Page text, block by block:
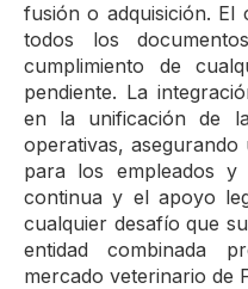
fusión o adquisición. El
todos los
cumplimiento de
pendiente. La
en la unificación de
operativas,
para los empleados y
continua y el apoyo
cualquier desafío que
entidad combinada
mercado veterinario de